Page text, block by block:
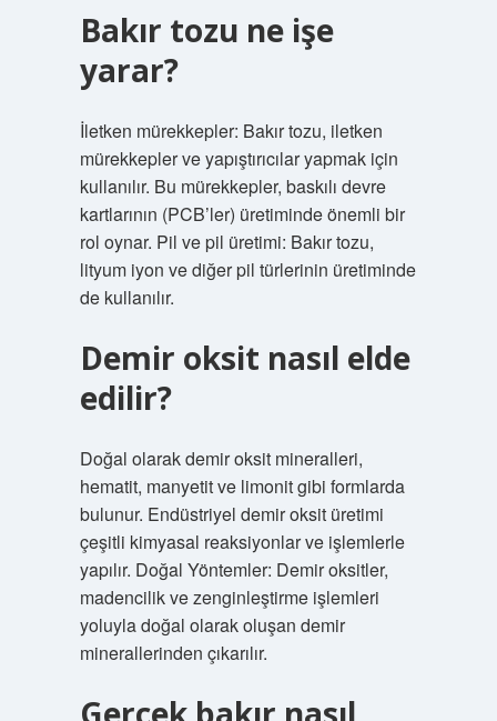
Bakır tozu ne işe
yarar?
İletken mürekkepler: Bakır tozu, iletken
mürekkepler ve yapıştırıcılar yapmak için
kullanılır. Bu mürekkepler, baskılı devre
kartlarının (PCB’ler) üretiminde önemli bir
rol oynar. Pil ve pil üretimi: Bakır tozu,
lityum iyon ve diğer pil türlerinin üretiminde
de kullanılır.
Demir oksit nasıl elde
edilir?
Doğal olarak demir oksit mineralleri,
hematit, manyetit ve limonit gibi formlarda
bulunur. Endüstriyel demir oksit üretimi
çeşitli kimyasal reaksiyonlar ve işlemlerle
yapılır. Doğal Yöntemler: Demir oksitler,
madencilik ve zenginleştirme işlemleri
yoluyla doğal olarak oluşan demir
minerallerinden çıkarılır.